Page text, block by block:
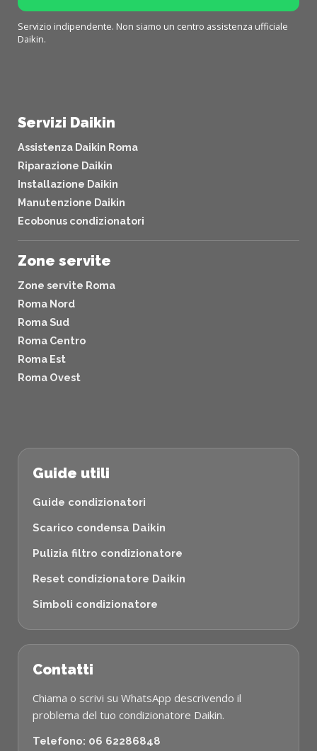
Servizio indipendente. Non siamo un centro assistenza ufficiale
Daikin.
Servizi Daikin
Assistenza Daikin Roma
Riparazione Daikin
Installazione Daikin
Manutenzione Daikin
Ecobonus condizionatori
Zone servite
Zone servite Roma
Roma Nord
Roma Sud
Roma Centro
Roma Est
Roma Ovest
Guide utili
Guide condizionatori
Scarico condensa Daikin
Pulizia filtro condizionatore
Reset condizionatore Daikin
Simboli condizionatore
Contatti
Chiama o scrivi su WhatsApp descrivendo il
problema del tuo condizionatore Daikin.
Telefono: 06 62286848